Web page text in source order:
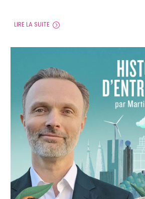
LIRE LA SUITE